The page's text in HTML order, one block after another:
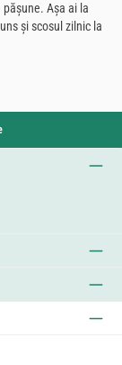
Așa ai la
și scosul zilnic la